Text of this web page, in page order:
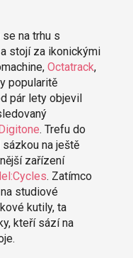
na trhu s
stojí za ikonickými
Octatrack,
popularitě
pár lety objevil
. Trefu do
na ještě
zařízení
. Zatímco
studiové
kutily, ta
kteří sází na